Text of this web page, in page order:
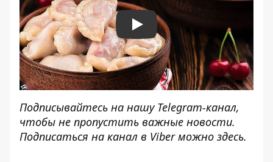
Play
Подписывайтесь на нашу Telegram-канал,
чтобы не пропустить важные новости.
Подписаться на канал в Viber можно здесь.